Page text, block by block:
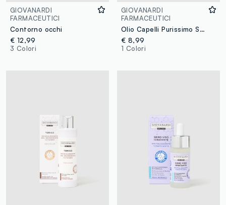
GIOVANARDI
FARMACEUTICI
Contorno occhi
€ 12,99
3 Colori
GIOVANARDI
FARMACEUTICI
Olio Capelli Purissimo Semi di Lino 100ml
€ 8,99
1 Colori